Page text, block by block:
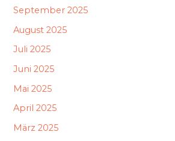
September 2025
August 2025
Juli 2025
Juni 2025
Mai 2025
April 2025
März 2025